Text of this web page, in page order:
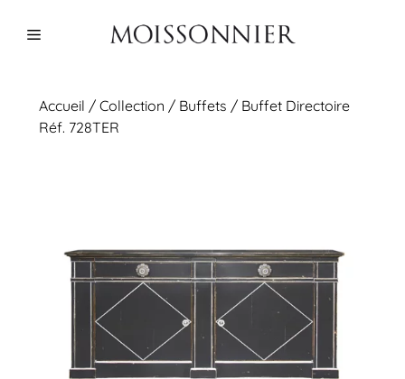
Menu
Accueil /Collection / Buffets / Buffet Directoire
Réf. 728TER